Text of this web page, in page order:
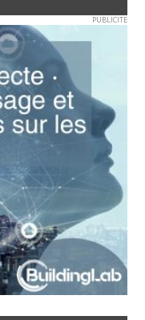
PUBLICITE